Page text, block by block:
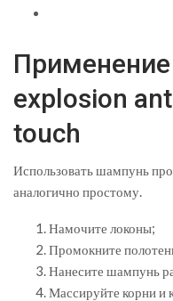
explosion
touch
Использовать шампунь
аналогично простому.
Намочите локоны;
Промокните
Нанесите шампунь
Массируйте корни и